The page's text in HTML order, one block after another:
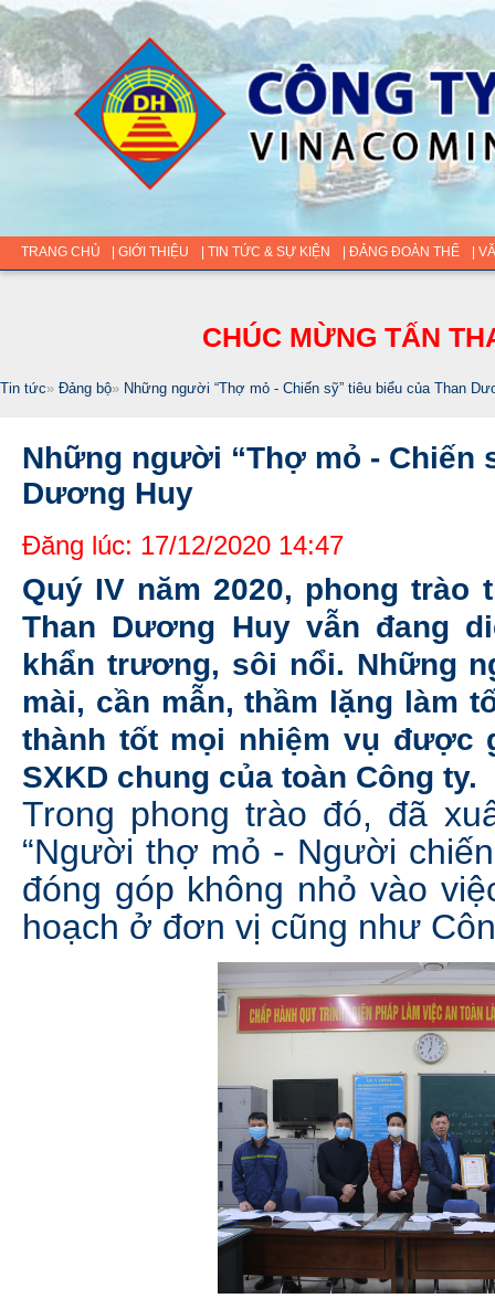
TRANG CHỦ | GIỚI THIỆU | TIN TỨC & SỰ KIỆN | ĐẢNG ĐOÀN THỂ |
CHÚC MỪNG TẤN
Tin tức» Đảng bộ» Những người “Thợ mỏ - Chiến sỹ” tiêu biểu của Than
Những người “Thợ mỏ - Chiến
Dương Huy
Đăng lúc: 17/12/2020 14:47
Quý IV năm 2020, phong
Than Dương Huy vẫn đang
khẩn trương, sôi nổi. Những
mài, cần mẫn, thầm lặng làm
thành tốt mọi nhiệm vụ được
SXKD chung của toàn Công ty.
Trong phong trào đó, đã
“Người thợ mỏ - Người
đóng góp không nhỏ vào
hoạch ở đơn vị cũng như